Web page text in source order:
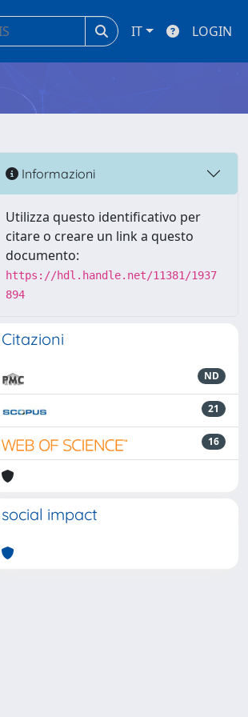
IT LOGIN
Informazioni
Utilizza questo identificativo per
citare o creare un link a questo
documento:
https://hdl.handle.net/11381/1937
894
Citazioni
ND
21
16
social impact